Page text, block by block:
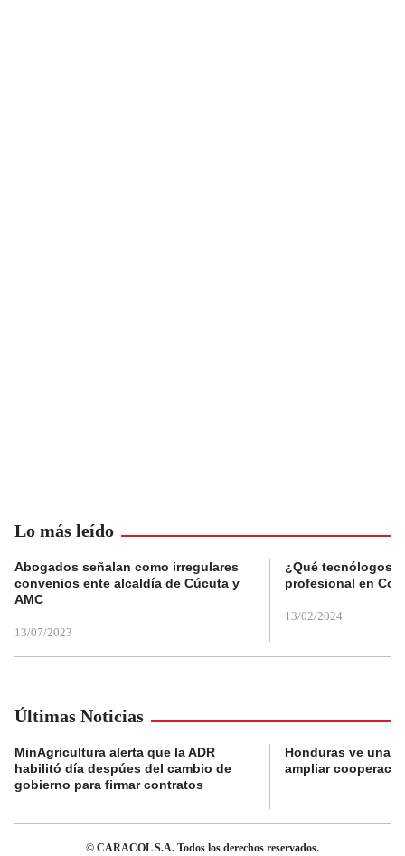
Lo más leído
Abogados señalan como irregulares
convenios ente alcaldía de Cúcuta y
AMC
13/07/2023
¿Qué tecnólogos
profesional en
13/02/2024
Últimas Noticias
MinAgricultura alerta que la ADR
habilitó día despúes del cambio de
gobierno para firmar contratos
Honduras ve una
ampliar
© CARACOL S.A. Todos los derechos reservados.